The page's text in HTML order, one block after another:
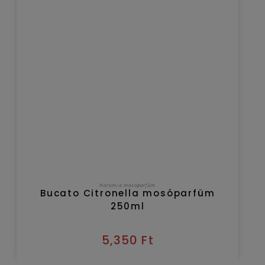
KOSÁRBA TESZEM
Horomia mosóparfüm
Bucato Citronella mosóparfüm
250ml
5,350 Ft